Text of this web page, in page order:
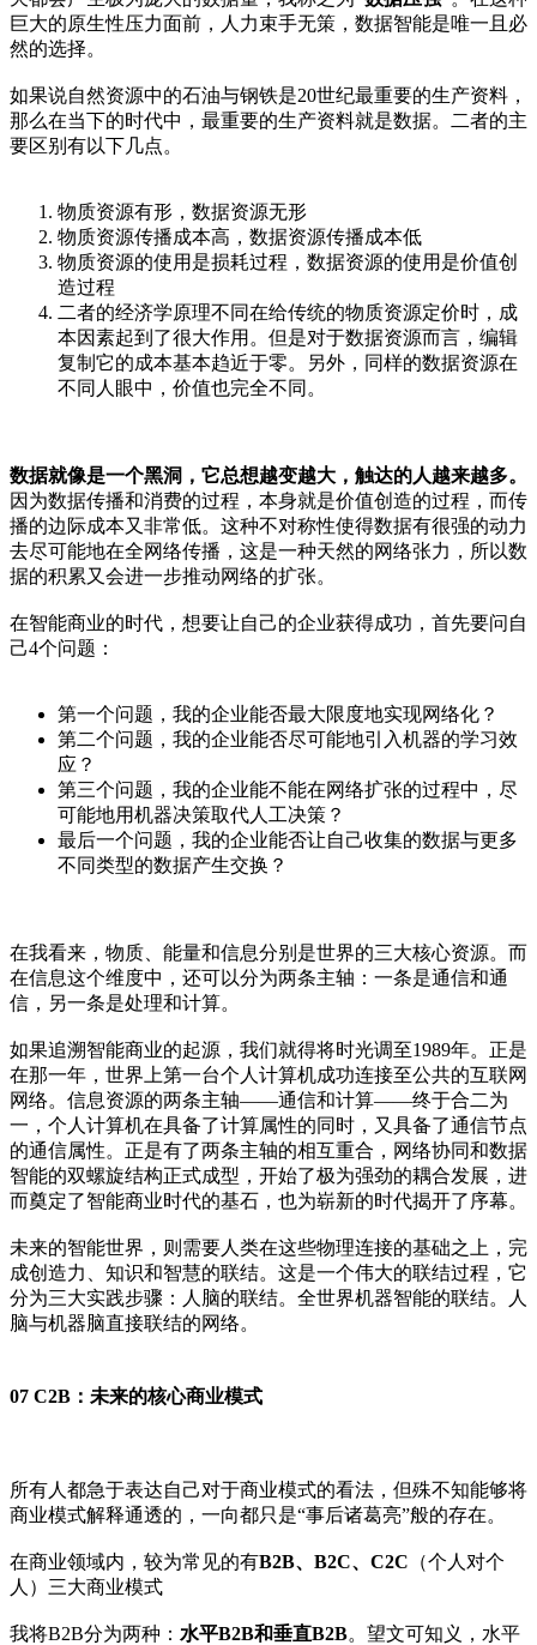
巨大的原生性压力面前，人力束手无策，数据智能是唯一且必
然的选择。
如果说自然资源中的石油与钢铁是20世纪最重要的生产资料，
那么在当下的时代中，最重要的生产资料就是数据。二者的主
要区别有以下几点。
物质资源有形，数据资源无形
物质资源传播成本高，数据资源传播成本低
物质资源的使用是损耗过程，数据资源的使用是价值创
造过程
二者的经济学原理不同在给传统的物质资源定价时，成
本因素起到了很大作用。但是对于数据资源而言，编辑
复制它的成本基本趋近于零。另外，同样的数据资源在
不同人眼中，价值也完全不同。
数据就像是一个黑洞，它总想越变越大，触达的人越来越多。
因为数据传播和消费的过程，本身就是价值创造的过程，而传
播的边际成本又非常低。这种不对称性使得数据有很强的动力
去尽可能地在全网络传播，这是一种天然的网络张力，所以数
据的积累又会进一步推动网络的扩张。
在智能商业的时代，想要让自己的企业获得成功，首先要问自
己4个问题：
第一个问题，我的企业能否最大限度地实现网络化？
第二个问题，我的企业能否尽可能地引入机器的学习效
应？
第三个问题，我的企业能不能在网络扩张的过程中，尽
可能地用机器决策取代人工决策？
最后一个问题，我的企业能否让自己收集的数据与更多
不同类型的数据产生交换？
在我看来，物质、能量和信息分别是世界的三大核心资源。而
在信息这个维度中，还可以分为两条主轴：一条是通信和通
信，另一条是处理和计算。
如果追溯智能商业的起源，我们就得将时光调至1989年。正是
在那一年，世界上第一台个人计算机成功连接至公共的互联网
网络。信息资源的两条主轴——通信和计算——终于合二为
一，个人计算机在具备了计算属性的同时，又具备了通信节点
的通信属性。正是有了两条主轴的相互重合，网络协同和数据
智能的双螺旋结构正式成型，开始了极为强劲的耦合发展，进
而奠定了智能商业时代的基石，也为崭新的时代揭开了序幕。
未来的智能世界，则需要人类在这些物理连接的基础之上，完
成创造力、知识和智慧的联结。这是一个伟大的联结过程，它
分为三大实践步骤：人脑的联结。全世界机器智能的联结。人
脑与机器脑直接联结的网络。
07 C2B：未来的核心商业模式
所有人都急于表达自己对于商业模式的看法，但殊不知能够将
商业模式解释通透的，一向都只是“事后诸葛亮”般的存在。
在商业领域内，较为常见的有B2B、B2C、C2C （个人对个
人）三大商业模式
我将B2B分为两种： 水平B2B和垂直B2B。望文可知义，水平